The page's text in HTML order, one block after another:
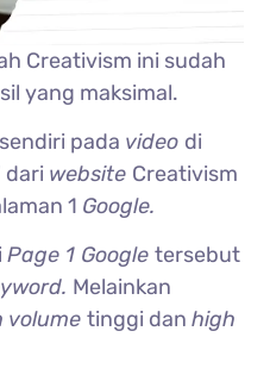
Creativism ini sudah
yang maksimal.
pada video di
dari website Creativism
1 Google.
Page 1 Googletersebut
Melainkan
volumetinggi danhigh